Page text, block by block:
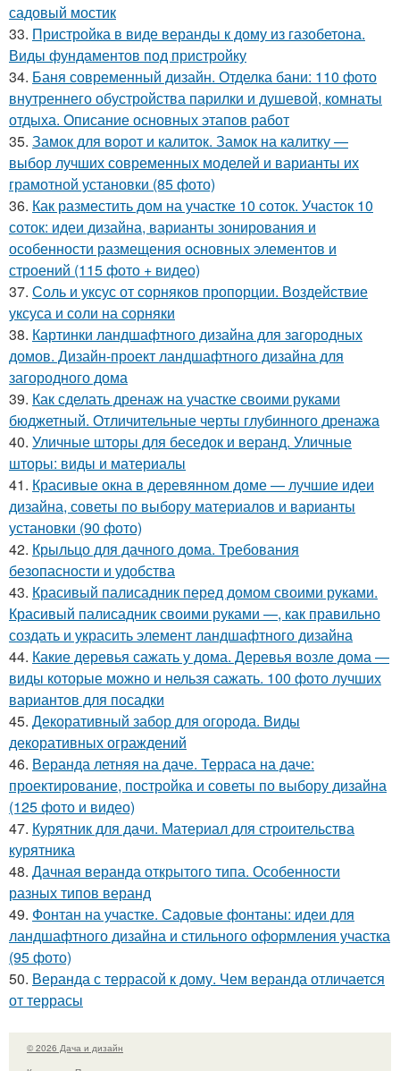
садовый мостик
33. Пристройка в виде веранды к дому из газобетона.
Виды фундаментов под пристройку
34. Баня современный дизайн. Отделка бани: 110 фото
внутреннего обустройства парилки и душевой, комнаты
отдыха. Описание основных этапов работ
35. Замок для ворот и калиток. Замок на калитку —
выбор лучших современных моделей и варианты их
грамотной установки (85 фото)
36. Как разместить дом на участке 10 соток. Участок 10
соток: идеи дизайна, варианты зонирования и
особенности размещения основных элементов и
строений (115 фото + видео)
37. Соль и уксус от сорняков пропорции. Воздействие
уксуса и соли на сорняки
38. Картинки ландшафтного дизайна для загородных
домов. Дизайн-проект ландшафтного дизайна для
загородного дома
39. Как сделать дренаж на участке своими руками
бюджетный. Отличительные черты глубинного дренажа
40. Уличные шторы для беседок и веранд. Уличные
шторы: виды и материалы
41. Красивые окна в деревянном доме — лучшие идеи
дизайна, советы по выбору материалов и варианты
установки (90 фото)
42. Крыльцо для дачного дома. Требования
безопасности и удобства
43. Красивый палисадник перед домом своими руками.
Красивый палисадник своими руками —, как правильно
создать и украсить элемент ландшафтного дизайна
44. Какие деревья сажать у дома. Деревья возле дома —
виды которые можно и нельзя сажать. 100 фото лучших
вариантов для посадки
45. Декоративный забор для огорода. Виды
декоративных ограждений
46. Веранда летняя на даче. Терраса на даче:
проектирование, постройка и советы по выбору дизайна
(125 фото и видео)
47. Курятник для дачи. Материал для строительства
курятника
48. Дачная веранда открытого типа. Особенности
разных типов веранд
49. Фонтан на участке. Садовые фонтаны: идеи для
ландшафтного дизайна и стильного оформления участка
(95 фото)
50. Веранда с террасой к дому. Чем веранда отличается
от террасы
© 2026 Дача и дизайн